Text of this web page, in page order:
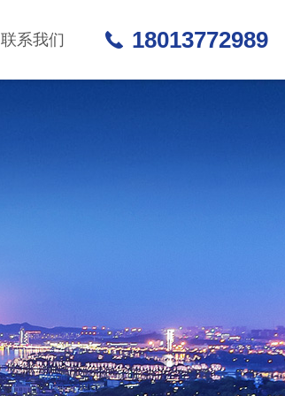
联系我们 18013772989